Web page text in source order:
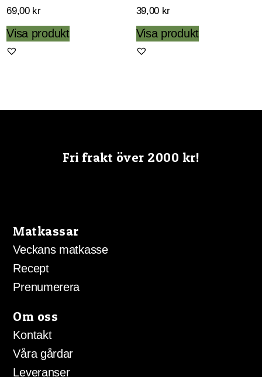
69,00 kr
Visa produkt
39,00 kr
Visa produkt
Fri frakt över 2000 kr!
Matkassar
Veckans matkasse
Recept
Prenumerera
Om oss
Kontakt
Våra gårdar
Leveranser